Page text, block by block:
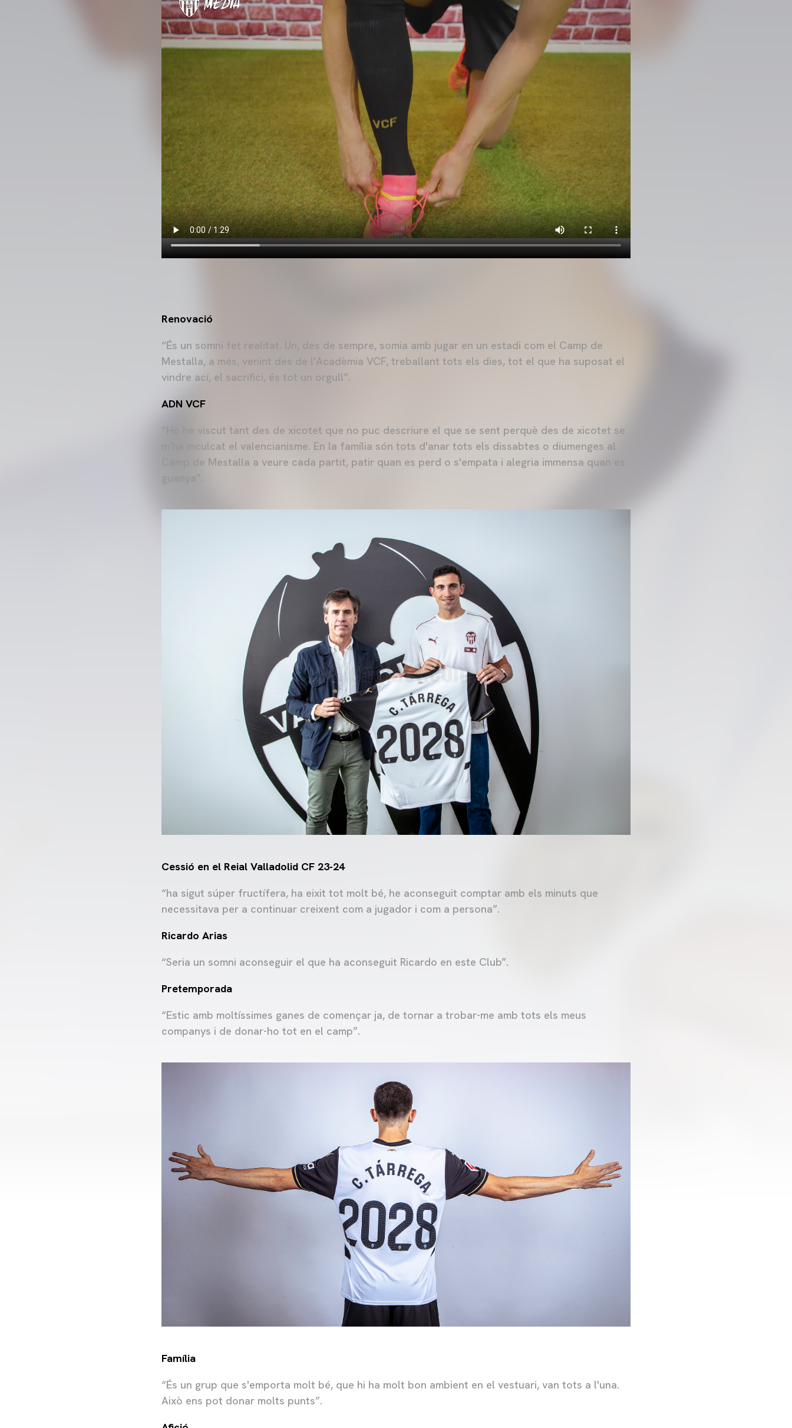
Renovació
“És un somni fet realitat. Un, des de sempre, somia amb jugar en un estadi com el Camp de
Mestalla, a més, venint des de l'Acadèmia VCF, treballant tots els dies, tot el que ha suposat el
vindre ací, el sacrifici, és tot un orgull”.
ADN VCF
“Ho he viscut tant des de xicotet que no puc descriure el que se sent perquè des de xicotet se
m'ha inculcat el valencianisme. En la família són tots d'anar tots els dissabtes o diumenges al
Camp de Mestalla a veure cada partit, patir quan es perd o s'empata i alegria immensa quan es
guanya”.
Cessió en el Reial Valladolid CF 23-24
“ha sigut súper fructífera, ha eixit tot molt bé, he aconseguit comptar amb els minuts que
necessitava per a continuar creixent com a jugador i com a persona”.
Ricardo Arias
“Seria un somni aconseguir el que ha aconseguit Ricardo en este Club”.
Pretemporada
“Estic amb moltíssimes ganes de començar ja, de tornar a trobar-me amb tots els meus
companys i de donar-ho tot en el camp”.
Família
“És un grup que s'emporta molt bé, que hi ha molt bon ambient en el vestuari, van tots a l'una.
Això ens pot donar molts punts”.